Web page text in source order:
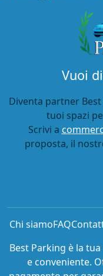
Vuoi
Diventa partner
tuoi spazi
Scrivi a
proposta, il
Chi siamoFAQ
Best Parking è la
e conveniente.